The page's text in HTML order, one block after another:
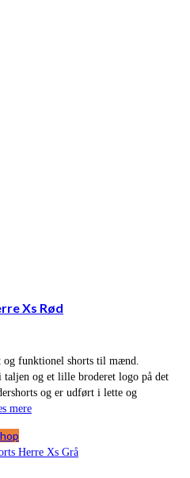
Xs Rød
og funktionel shorts til mænd.
taljen og et lille broderet logo på det
og er udført i lette og
mere